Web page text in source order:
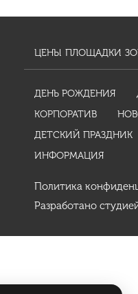
ЦЕНЫ ПЛОЩАДКИ
ДЕНЬ РОЖДЕНИЯ
КОРПОРАТИВ
ДЕТСКИЙ ПРАЗДНИК
ИНФОРМАЦИЯ
Политика
Разработано